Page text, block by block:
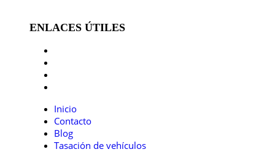
ENLACES ÚTILES
Inicio
Contacto
Blog
Tasación de vehículos